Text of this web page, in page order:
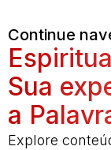
Continue
Sua
a
Explore